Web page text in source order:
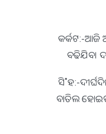
କର୍କଟ:-ଆଜି
ବଢିଯିବ।
ସି˚ହ:-
ବାତିଲ